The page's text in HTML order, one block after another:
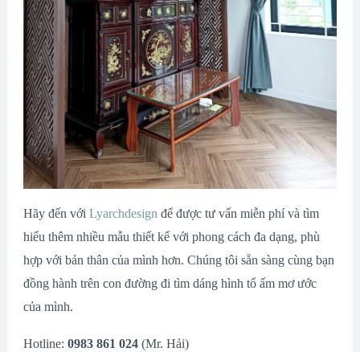
Hãy đến với Lyarchdesignđể được tư vấn miễn phí và tìm
hiểu thêm nhiều mẫu thiết kế với phong cách đa dạng, phù
hợp với bản thân của mình hơn. Chúng tôi sẵn sàng cùng bạn
đồng hành trên con đường đi tìm dáng hình tổ ấm mơ ước
của mình.
Hotline: 0983 861 024(Mr. Hải)